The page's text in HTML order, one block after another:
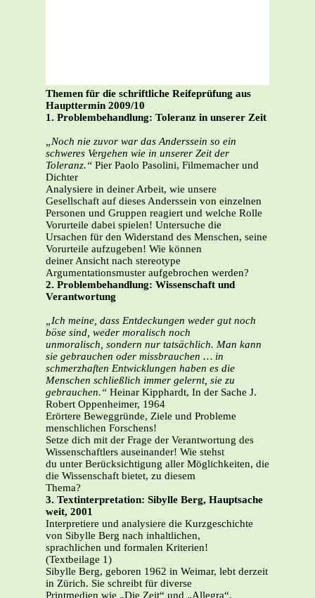
Themen für die schriftliche Reifeprüfung aus
Haupttermin 2009/10
1. Problembehandlung: Toleranz in unserer Zeit
„Noch nie zuvor war das Anderssein so ein
schweres Vergehen wie in unserer Zeit der
Toleranz.“ Pier Paolo Pasolini, Filmemacher und
Dichter
Analysiere in deiner Arbeit, wie unsere
Gesellschaft auf dieses Anderssein von einzelnen
Personen und Gruppen reagiert und welche Rolle
Vorurteile dabei spielen! Untersuche die
Ursachen für den Widerstand des Menschen, seine
Vorurteile aufzugeben! Wie können
deiner Ansicht nach stereotype
Argumentationsmuster aufgebrochen werden?
2. Problembehandlung: Wissenschaft und
Verantwortung
„Ich meine, dass Entdeckungen weder gut noch
böse sind, weder moralisch noch
unmoralisch, sondern nur tatsächlich. Man kann
sie gebrauchen oder missbrauchen … in
schmerzhaften Entwicklungen haben es die
Menschen schließlich immer gelernt, sie zu
gebrauchen.“ Heinar Kipphardt, In der Sache J.
Robert Oppenheimer, 1964
Erörtere Beweggründe, Ziele und Probleme
menschlichen Forschens!
Setze dich mit der Frage der Verantwortung des
Wissenschaftlers auseinander! Wie stehst
du unter Berücksichtigung aller Möglichkeiten, die
die Wissenschaft bietet, zu diesem
Thema?
3. Textinterpretation: Sibylle Berg, Hauptsache
weit, 2001
Interpretiere und analysiere die Kurzgeschichte
von Sibylle Berg nach inhaltlichen,
sprachlichen und formalen Kriterien!
(Textbeilage 1)
Sibylle Berg, geboren 1962 in Weimar, lebt derzeit
in Zürich. Sie schreibt für diverse
Printmedien wie „Die Zeit“ und „Allegra“,